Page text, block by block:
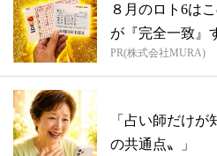
８月のロト6は
が『完全一致』
PR(株式会社MURA)
「占い師だけが
の共通点〟」